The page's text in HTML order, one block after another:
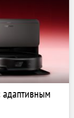
адаптивным